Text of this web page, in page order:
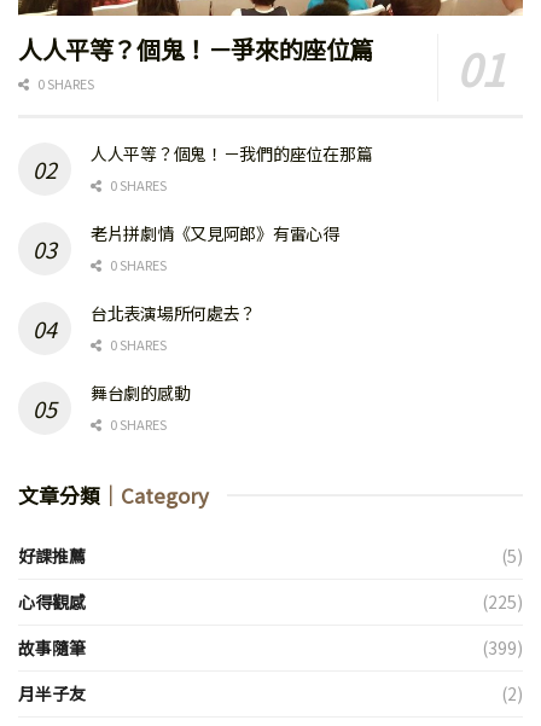
人人平等？個鬼！－爭來的座位篇
0 SHARES
人人平等？個鬼！－我們的座位在那篇
0 SHARES
老片拼劇情《又見阿郎》有雷心得
0 SHARES
台北表演場所何處去？
0 SHARES
舞台劇的感動
0 SHARES
文章分類 ｜Category
好課推薦
(5)
心得觀感
(225)
故事隨筆
(399)
月半子友
(2)